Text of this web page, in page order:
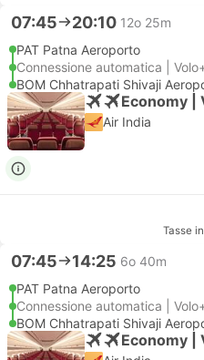
07:45 20:10 12o 25m
PAT Patna Aeroporto
Connessione automatica |
BOM Chhatrapati Shivaji
Economy |
Air India
Tasse
07:45 14:25 6o 40m
PAT Patna Aeroporto
Connessione automatica |
BOM Chhatrapati Shivaji
Economy |